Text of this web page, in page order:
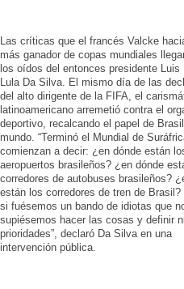
Las críticas que el francés Valcke
más ganador de copas mundiales
los oídos del entonces presidente Luis
Lula Da Silva. El mismo día de las
del alto dirigente de la FIFA, el
latinoamericano arremetió contra el
deportivo, recalcando el papel de
mundo. “Terminó el Mundial de
comienzan a decir: ¿en dónde están
aeropuertos brasileños? ¿en dónde
corredores de autobuses brasileños?
están los corredores de tren de
si fuésemos un bando de idiotas que
supiésemos hacer las cosas y definir
prioridades”, declaró Da Silva en una
intervención pública.